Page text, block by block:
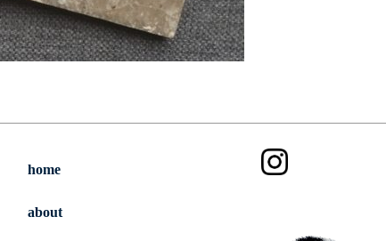
home
about